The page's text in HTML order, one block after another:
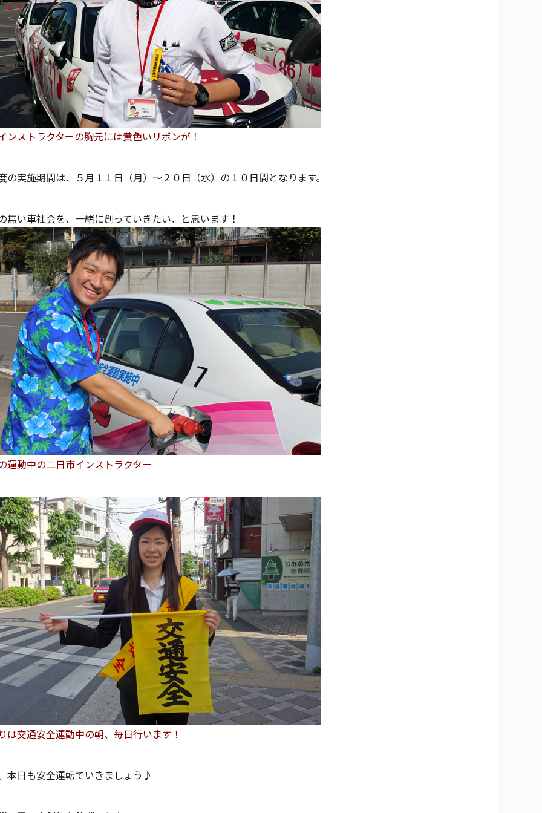
ンストラクターの胸元には黄色いリボンが！
の実施期間は、５月１１日（月）～２０日（水）の１０日間となります。
無い車社会を、一緒に創っていきたい、と思います！
運動中の二日市インストラクター
は交通安全運動中の朝、毎日行います！
本日も安全運転でいきましょう♪